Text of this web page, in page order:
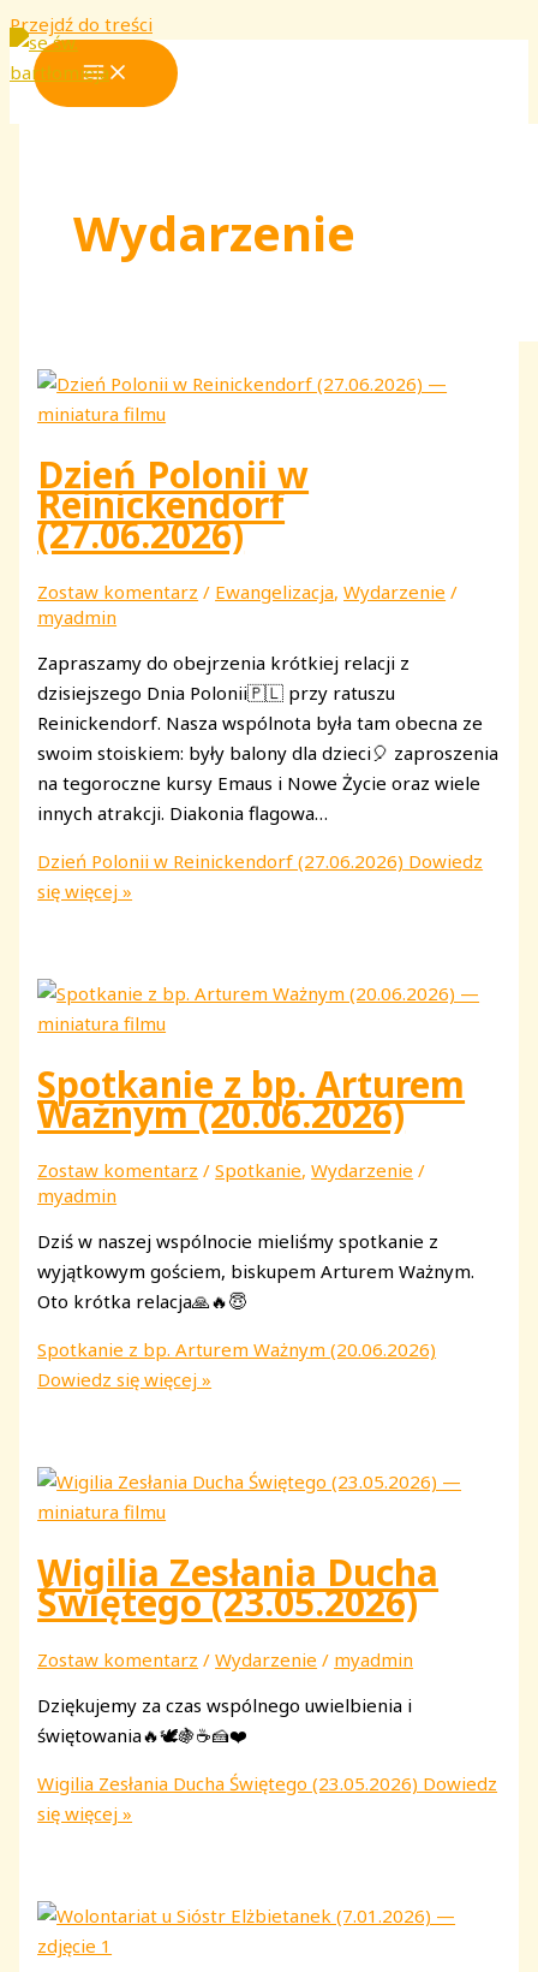
Przejdź do treści
Wydarzenie
Dzień Polonii w
Reinickendorf
(27.06.2026)
Zostaw komentarz / Ewangelizacja,Wydarzenie /
myadmin
Zapraszamy do obejrzenia krótkiej relacji z
dzisiejszego Dnia Polonii🇵🇱 przy ratuszu
Reinickendorf. Nasza wspólnota była tam obecna ze
swoim stoiskiem: były balony dla dzieci🎈 zaproszenia
na tegoroczne kursy Emaus i Nowe Życie oraz wiele
innych atrakcji. Diakonia flagowa…
Dzień Polonii w Reinickendorf (27.06.2026) Dowiedz
się więcej »
Spotkanie z bp. Arturem
Ważnym (20.06.2026)
Zostaw komentarz /Spotkanie,Wydarzenie /
myadmin
Dziś w naszej wspólnocie mieliśmy spotkanie z
wyjątkowym gościem, biskupem Arturem Ważnym.
Oto krótka relacja🙏🔥😇
Spotkanie z bp. Arturem Ważnym (20.06.2026)
Dowiedz się więcej »
Wigilia Zesłania Ducha
Świętego (23.05.2026)
Zostaw komentarz /Wydarzenie / myadmin
Dziękujemy za czas wspólnego uwielbienia i
świętowania🔥🕊🍇☕️🍰❤️
Wigilia Zesłania Ducha Świętego (23.05.2026) Dowiedz
się więcej »